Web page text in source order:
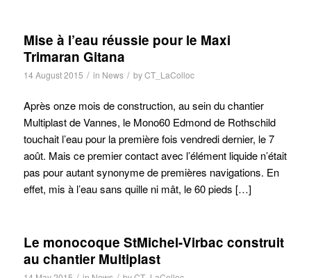
Mise à l’eau réussie pour le Maxi
Trimaran Gitana
14 August 2015 / in News / byCT_LaColloc
Après onze mois de construction, au sein du chantier
Multiplast de Vannes, le Mono60 Edmond de Rothschild
touchait l’eau pour la première fois vendredi dernier, le 7
août. Mais ce premier contact avec l’élément liquide n’était
pas pour autant synonyme de premières navigations. En
effet, mis à l’eau sans quille ni mât, le 60 pieds […]
Le monocoque StMichel-Virbac construit
au chantier Multiplast